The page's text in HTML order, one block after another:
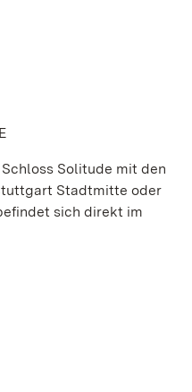
Solitude mit den
Stadtmitte oder
sich direkt im